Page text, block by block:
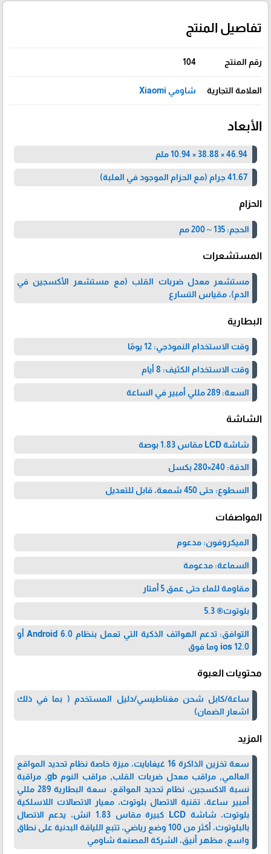
تفاصيل المنتج
رقم المنتج 104
العلامة التجارية شاومي Xiaomi
الأبعاد
الحزام
الحجم: 135～200 مم
المستشعرات
مستشعر معدل ضربات القلب (مع مستشعر الأكسجين في
الدم)، مقياس التسارع
البطارية
وقت الاستخدام النموذجي: 12 يومًا
وقت الاستخدام الكثيف: 8 أيام
السعة: 289 مللي أمبير في الساعة
الشاشة
شاشة LCD مقاس 1.83 بوصة
الدقة: 240×280 بكسل
السطوع: حتى 450 شمعة، قابل للتعديل
المواصفات
الميكروفون: مدعوم
السماعة: مدعومة
مقاومة للماء حتى عمق 5 أمتار
بلوتوث® 5.3
التوافق: تدعم الهواتف الذكية التي تعمل بنظام Android 6.0 أو
ios 12.0 وما فوق
محتويات العبوة
ساعة/كابل شحن مغناطيسي/دليل المستخدم ( بما في ذلك
اشعار الضمان)
المزيد
سعة تخزين الذاكرة 16 غيغابايت، ميزة خاصة نظام تحديد المواقع
العالمي, مراقب معدل ضربات القلب, مراقب النوم gb, مراقبة
نسبة الاكسجين، نظام تحديد المواقع، سعة البطارية 289 مللي
أمبير ساعة، تقنية الاتصال بلوتوث، معيار الاتصالات اللاسلكية
بلوتوث، شاشة LCD كبيرة مقاس 1.83 انش، يدعم الاتصال
بالبلوتوث، أكثر من 100 وضع رياضي، تتبع اللياقة البدنية على نطاق
واسع، مظهر أنيق، الشركة المصنعة ‎شاومي